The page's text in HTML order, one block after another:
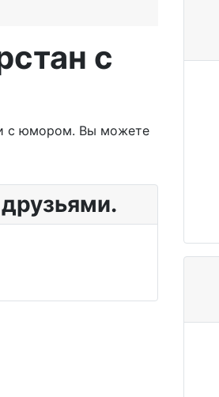
с
с юмором. Вы можете